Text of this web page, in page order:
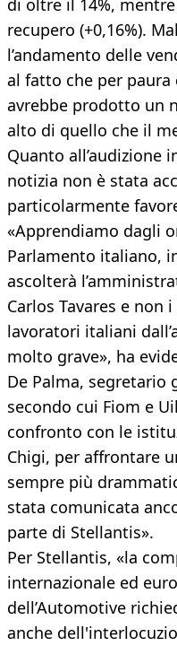
di oltre il 14%,
recupero (+0,16%).
l’andamento delle
al fatto che per paura
avrebbe prodotto un
alto di quello che il
Quanto all’audizione
notizia non è stata
particolarmente
«Apprendiamo dagli
Parlamento italiano,
ascolterà
Carlos Tavares e non
lavoratori italiani
molto grave», ha
De Palma, segretario
secondo cui Fiom e
confronto con le
Chigi, per affrontare
sempre più
stata comunicata
parte di Stellantis».
Per Stellantis, «la
internazionale ed
dell’Automotive
anche